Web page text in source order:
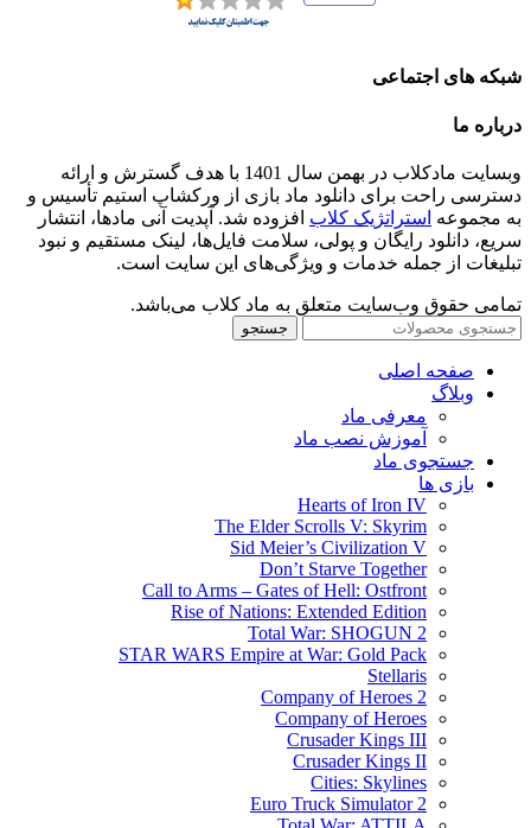
شبکه های اجتماعی
درباره ما
وبسایت مادکلاب در بهمن سال 1401 با هدف گسترش و ارائه
دسترسی راحت برای دانلود ماد بازی از ورکشاپ استیم تأسیس و
به مجموعه استراتژیک کلاب افزوده شد. آپدیت آنی مادها، انتشار
سریع، دانلود رایگان و پولی، سلامت فایل‌ها، لینک مستقیم و نبود
تبلیغات از جمله خدمات و ویژگی‌های این سایت است.
تمامی حقوق وب‌سایت متعلق به ماد کلاب می‌باشد.
جستجو
صفحه اصلی
وبلاگ
معرفی ماد
آموزش نصب ماد
جستجوی ماد
بازی ها
Hearts of Iron IV
The Elder Scrolls V: Skyrim
Sid Meier’s Civilization V
Don’t Starve Together
Call to Arms – Gates of Hell: Ostfront
Rise of Nations: Extended Edition
Total War: SHOGUN 2
STAR WARS Empire at War: Gold Pack
Stellaris
Company of Heroes 2
Company of Heroes
Crusader Kings III
Crusader Kings II
Cities: Skylines
Euro Truck Simulator 2